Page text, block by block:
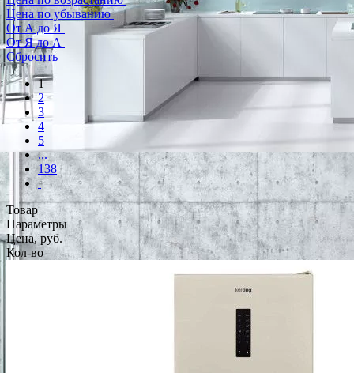
Цена по убыванию
От А до Я
От Я до А
Сбросить
1
2
3
4
5
...
138
Товар
Параметры
Цена, руб.
Кол-во